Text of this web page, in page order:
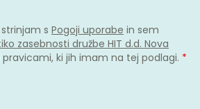
s Pogoji uporabe in sem
zasebnosti družbe HIT d.d. Nova
pravicami, ki jih imam na tej podlagi. *